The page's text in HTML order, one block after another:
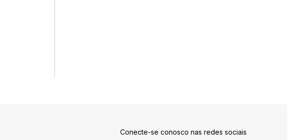
Conecte-se conosco nas redes sociais